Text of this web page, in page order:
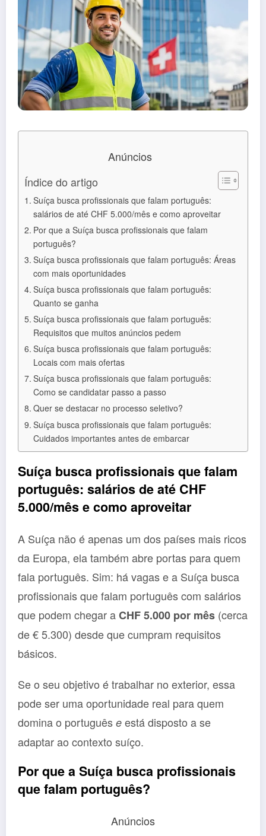
Anúncios
Índice do artigo
Suíça busca profissionais que falam português:
salários de até CHF 5.000/mês e como aproveitar
Por que a Suíça busca profissionais que falam
português?
Suíça busca profissionais que falam português: Áreas
com mais oportunidades
Suíça busca profissionais que falam português:
Quanto se ganha
Suíça busca profissionais que falam português:
Requisitos que muitos anúncios pedem
Suíça busca profissionais que falam português:
Locais com mais ofertas
Suíça busca profissionais que falam português:
Como se candidatar passo a passo
Quer se destacar no processo seletivo?
Suíça busca profissionais que falam português:
Cuidados importantes antes de embarcar
Suíça busca profissionais que falam
português: salários de até CHF
5.000/mês e como aproveitar
A Suíça não é apenas um dos países mais ricos
da Europa, ela também abre portas para quem
fala português. Sim: há vagas e a Suíça busca
profissionais que falam português com salários
que podem chegar aCHF 5.000 por mês (cerca
de € 5.300) desde que cumpram requisitos
básicos.
Se o seu objetivo é trabalhar no exterior, essa
pode ser uma oportunidade real para quem
domina o português e está disposto a se
adaptar ao contexto suíço.
Por que a Suíça busca profissionais
que falam português?
Anúncios